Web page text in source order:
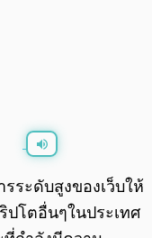
0:00
ระดับสูงของเว็บให้
ปโตอื่นๆในประเทศ